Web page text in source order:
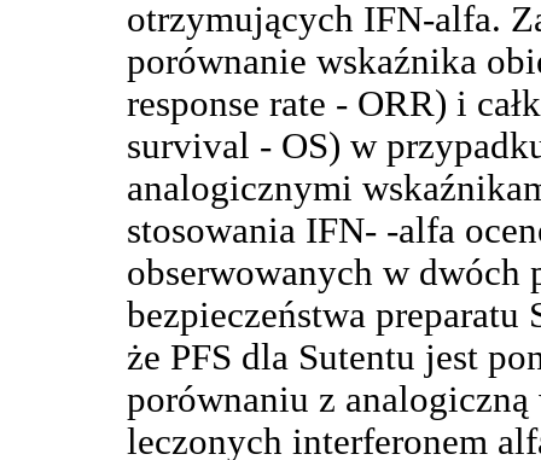
otrzymujących IFN-alfa.
porównanie wskaźnika
response rate - ORR) i
survival - OS) w
analogicznymi
stosowania IFN- -alfa
obserwowanych w dwóch
bezpieczeństwa
że PFS dla Sutentu jest
porównaniu z
leczonych interferonem